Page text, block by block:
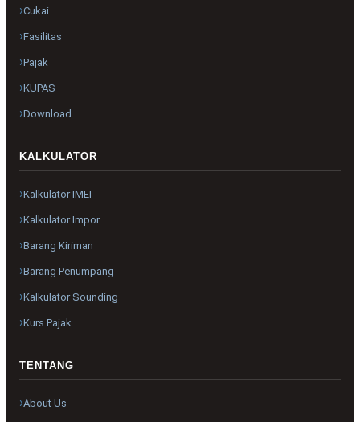
Cukai
Fasilitas
Pajak
KUPAS
Download
KALKULATOR
Kalkulator IMEI
Kalkulator Impor
Barang Kiriman
Barang Penumpang
Kalkulator Sounding
Kurs Pajak
TENTANG
About Us